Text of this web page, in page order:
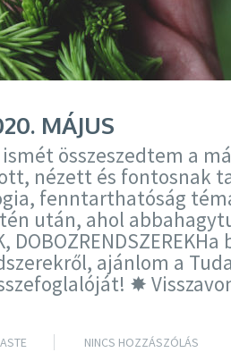
MÁJUS
összeszedtem a
nézett és fontosnak
fenntarthatóság
után, ahol
ajánlom a
✸
NINCS HOZZÁSZÓLÁS